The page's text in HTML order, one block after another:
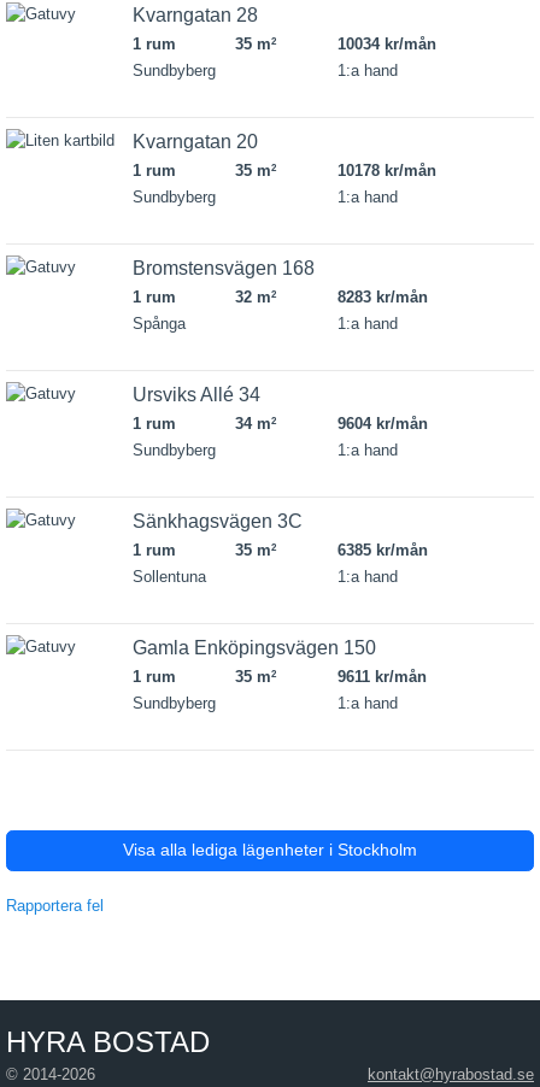
Kvarngatan 28
1 rum 35 m2
10034 kr/mån
Sundbyberg
1:a hand
Kvarngatan 20
1 rum 35 m2
10178 kr/mån
Sundbyberg
1:a hand
Bromstensvägen 168
1 rum 32 m2
8283 kr/mån
Spånga
1:a hand
Ursviks Allé 34
1 rum 34 m2
9604 kr/mån
Sundbyberg
1:a hand
Sänkhagsvägen 3C
1 rum 35 m2
6385 kr/mån
Sollentuna
1:a hand
Gamla Enköpingsvägen 150
1 rum 35 m2
9611 kr/mån
Sundbyberg
1:a hand
Visa alla lediga lägenheter i Stockholm
Rapportera fel
HYRA BOSTAD
kontakt@hyrabostad.se
© 2014-2026